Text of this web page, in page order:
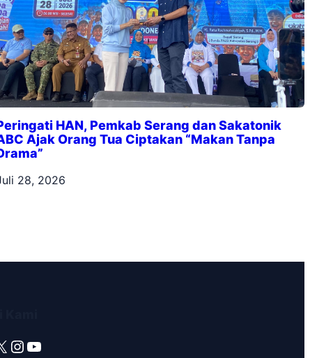
HAN, Pemkab Serang dan Sakatonik
Ajak Orang Tua Ciptakan “Makan Tanpa
28, 2026
Instagram YouTube